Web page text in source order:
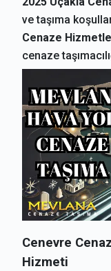
ve taşıma
Cenaze
cenaze
Cenevre
Hizmeti